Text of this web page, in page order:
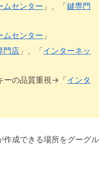
ムセンター 」、「鍵専門
ムセンター 」
門店 」、「インターネッ
ーの品質重視→「インタ
作成できる場所をグーグル